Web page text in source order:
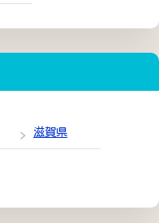
滋賀県